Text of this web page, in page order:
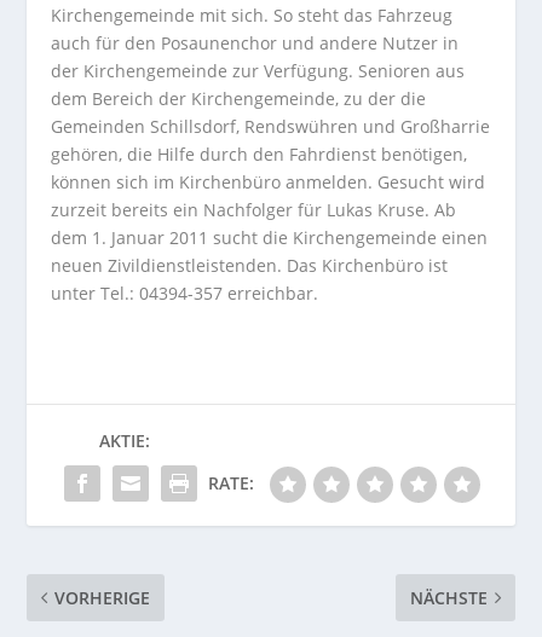
Kirchengemeinde mit sich. So steht das Fahrzeug
auch für den Posaunenchor und andere Nutzer in
der Kirchengemeinde zur Verfügung. Senioren aus
dem Bereich der Kirchengemeinde, zu der die
Gemeinden Schillsdorf, Rendswühren und Großharrie
gehören, die Hilfe durch den Fahrdienst benötigen,
können sich im Kirchenbüro anmelden. Gesucht wird
zurzeit bereits ein Nachfolger für Lukas Kruse. Ab
dem 1. Januar 2011 sucht die Kirchengemeinde einen
neuen Zivildienstleistenden. Das Kirchenbüro ist
unter Tel.: 04394-357 erreichbar.
AKTIE:
RATE:
VORHERIGE NÄCHSTE